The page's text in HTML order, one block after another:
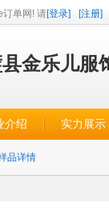
订单网! 请[登录] [注册]
金乐儿服
介绍 实力展示
品详情